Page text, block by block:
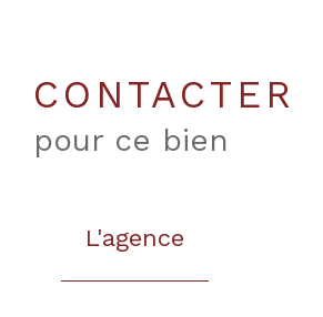
CONTACTER
pour ce bien
L'agence